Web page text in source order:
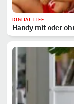
DIGITAL LIFE
Handy mit oder